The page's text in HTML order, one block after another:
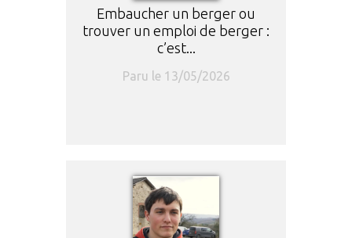
Embaucher un berger ou
trouver un emploi de berger :
c’est...
Paru le 13/05/2026